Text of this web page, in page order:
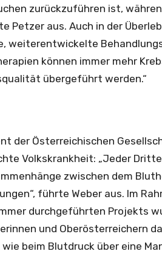
zurückzuführen ist,
Petzer aus. Auch in der
weiterentwickelte
können immer mehr
übergeführt werden.“
der Österreichischen
Volkskrankheit: „Jeder
zwischen dem
führte Weber aus. Im
durchgeführten Projekts
und Oberösterreichern
beim Blutdruck über eine